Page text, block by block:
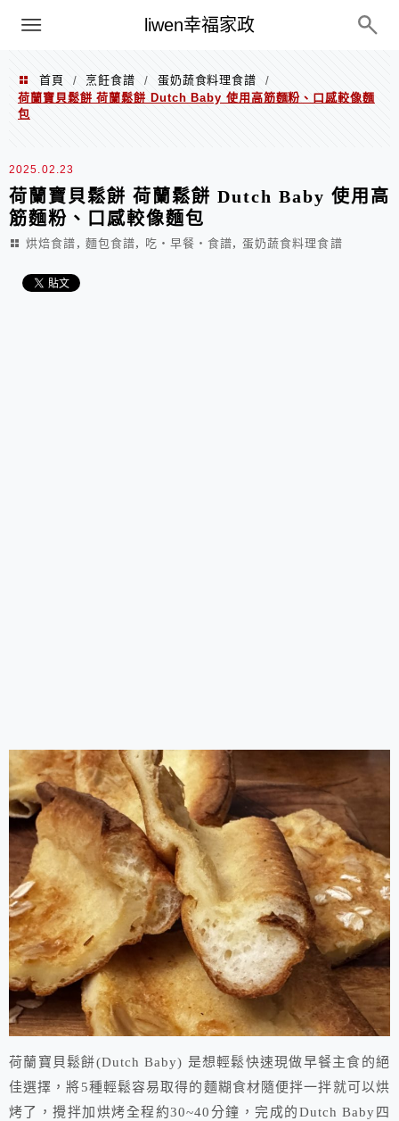
liwen幸福家政
menu
首頁 / 烹飪食譜 / 蛋奶蔬食料理食譜
/
荷蘭寶貝鬆餅 荷蘭鬆餅 Dutch Baby 使用高筋麵粉、口感較像麵
包
2025.02.23
荷蘭寶貝鬆餅 荷蘭鬆餅 Dutch Baby 使用高
筋麵粉、口感較像麵包
烘焙食譜 , 麵包食譜, 吃‧早餐‧食譜, 蛋奶蔬食料理食譜
荷蘭寶貝鬆餅(Dutch Baby) 是想輕鬆快速現做早餐主食的絕
佳選擇，將5種輕鬆容易取得的麵糊食材隨便拌一拌就可以烘
烤了，攪拌加烘烤全程約30~40分鐘，完成的Dutch Baby四